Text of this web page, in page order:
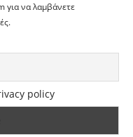
για να λαμβάνετε
policy